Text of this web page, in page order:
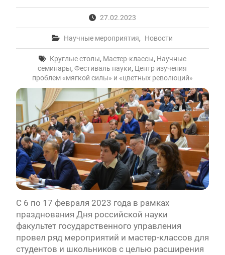
(18.09.1930 — 04.08.2026)
27.02.2023
Научные мероприятия, Новости
Круглые столы, Мастер-классы, Научные
семинары,Фестиваль науки, Центр изучения
проблем «мягкой силы» и «цветных революций»
С 6 по 17 февраля 2023 года в рамках
празднования Дня российской науки
факультет государственного управления
провел ряд мероприятий и мастер-классов для
студентов и школьников с целью расширения